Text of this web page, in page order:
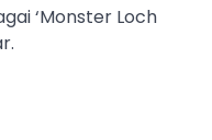
‘Monster Loch